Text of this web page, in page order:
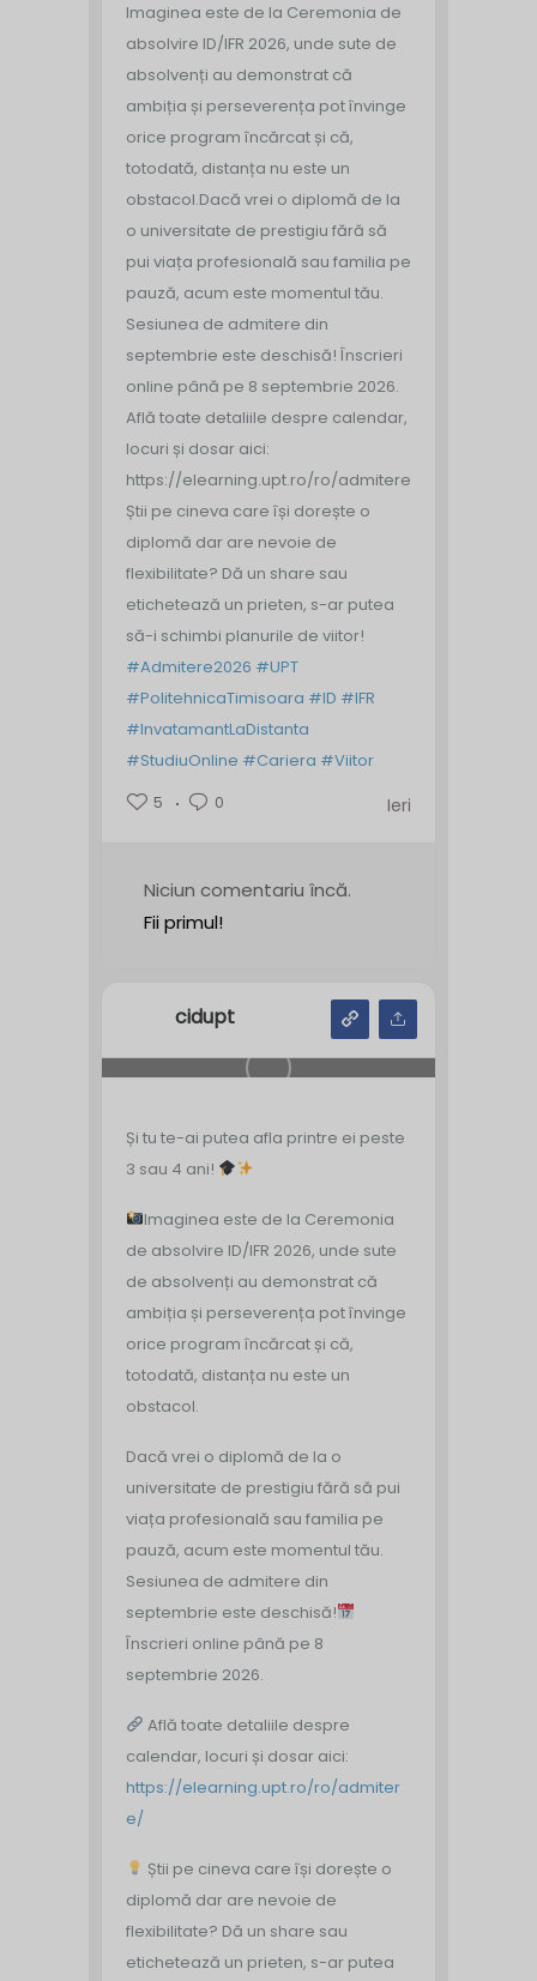
Imaginea este de la Ceremonia de
absolvire ID/IFR 2026, unde sute de
absolvenți au demonstrat că
ambiția și perseverența pot învinge
orice program încărcat și că,
totodată, distanța nu este un
obstacol.Dacă vrei o diplomă de la
o universitate de prestigiu fără să
pui viața profesională sau familia pe
pauză, acum este momentul tău.
Sesiunea de admitere din
septembrie este deschisă! Înscrieri
online până pe 8 septembrie 2026.
Află toate detaliile despre calendar,
locuri și dosar aici:
https://elearning.upt.ro/ro/admitere/
Știi pe cineva care își dorește o
diplomă dar are nevoie de
flexibilitate? Dă un share sau
etichetează un prieten, s-ar putea
să-i schimbi planurile de viitor!
#Admitere2026 #UPT
#PolitehnicaTimisoara #ID #IFR
#InvatamantLaDistanta
#StudiuOnline #Cariera #Viitor
5
0 Ieri
Niciun comentariu încă.
Fii primul!
cidupt
Și tu te-ai putea afla printre ei peste
3 sau 4 ani!
Imaginea este de la Ceremonia
de absolvire ID/IFR 2026, unde sute
de absolvenți au demonstrat că
ambiția și perseverența pot învinge
orice program încărcat și că,
totodată, distanța nu este un
obstacol.
Dacă vrei o diplomă de la o
universitate de prestigiu fără să pui
viața profesională sau familia pe
pauză, acum este momentul tău.
Sesiunea de admitere din
septembrie este deschisă!
Înscrieri online până pe 8
septembrie 2026.
Află toate detaliile despre
calendar, locuri și dosar aici:
https://elearning.upt.ro/ro/admiter
e/
Știi pe cineva care își dorește o
diplomă dar are nevoie de
flexibilitate? Dă un share sau
etichetează un prieten, s-ar putea